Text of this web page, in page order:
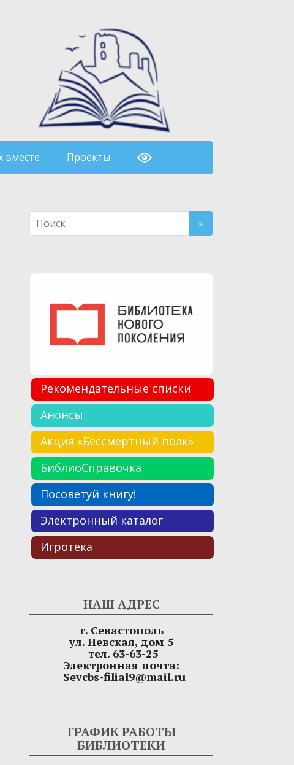
вместе Проекты
Рекомендательные списки
Анонсы
Акция «Бессмертный полк»
БиблиоСправочка
Посоветуй книгу!
Электронный каталог
Игротека
НАШ АДРЕС
г. Севастополь
ул. Невская, дом 5
тел. 63-63-25
Электронная почта:
Sevcbs-filial9@mail.ru
ГРАФИК РАБОТЫ
БИБЛИОТЕКИ